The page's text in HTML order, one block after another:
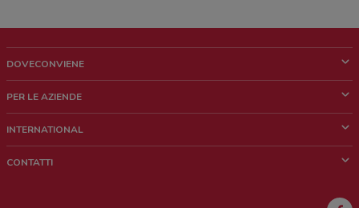
DOVECONVIENE
Chi siamo
Lavora con noi
PER LE AZIENDE
Richieste commerciali e marketing
INTERNATIONAL
CONTATTI